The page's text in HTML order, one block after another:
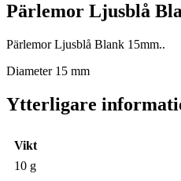
Pärlemor Ljusblå
Pärlemor Ljusblå Blank 15mm..
Diameter 15 mm
Ytterligare
Vikt
10 g